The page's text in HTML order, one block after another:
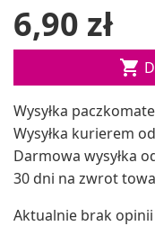
6,90 zł

Wysyłka
Wysyłka kurierem
Darmowa wysyłka
30 dni na zwrot
Aktualnie brak